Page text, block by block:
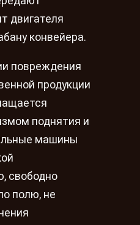
двигателя
конвейера.
повреждения
продукции
поднятия и
машины
свободно
полю, не